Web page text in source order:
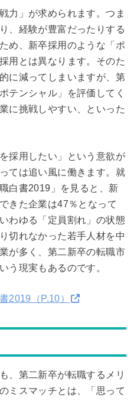
力」が求められます。つま
、経験が豊富だったりする
め、新卒採用のような「ポ
用とは異なります。そのた
に減ってしまいますが、第
テンシャル」を評価してく
に挑戦しやすい、といった
採用したい」という意欲が
ては追い風に働きます。就
白書2019」を見ると、新
きた企業は47％となって
わゆる「定員割れ」の状態
切れなかった若手人材を中
が多く、第二新卒の転職市
う現実もあるのです。
2019（P.10）
、第二新卒が転職するメリ
ミスマッチとは、「思って